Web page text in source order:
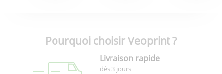
Pourquoi choisir Veoprint ?
Livraison rapide
dès 3 jours